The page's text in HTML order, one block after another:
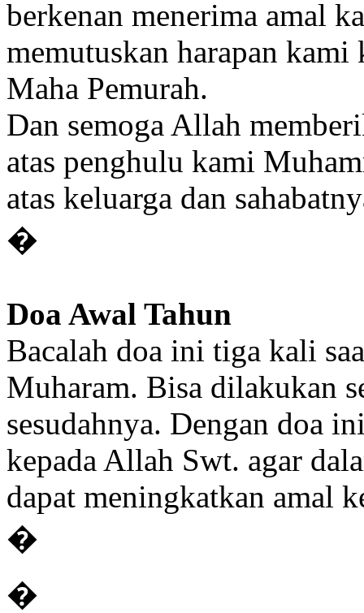
berkenan menerima amal
memutuskan harapan
Maha Pemurah.
Dan semoga Allah
atas penghulu kami
atas keluarga dan
�
Doa Awal Tahun
Bacalah doa ini tiga kali
Muharam. Bisa dilakukan
sesudahnya. Dengan doa
kepada Allah Swt. agar
dapat meningkatkan amal
�
�